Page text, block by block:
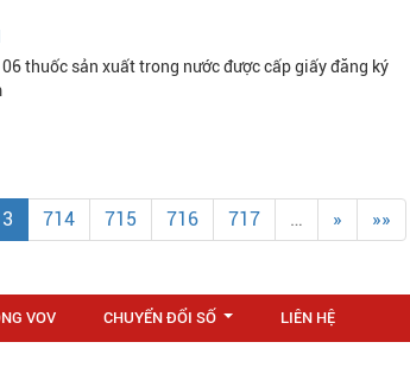
thuốc sản xuất trong nước được cấp giấy đăng ký
714 715 716 717 … » »»
VOV CHUYỂN ĐỔI SỐ LIÊN HỆ